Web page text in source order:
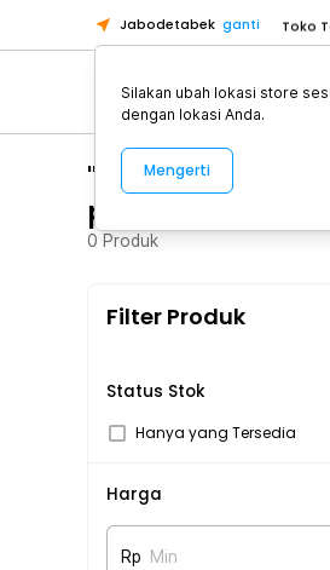
Jabodetabek ganti Toko
Pick n
Pick
Pick
Toko
Pick n
"비대면선불유심
p2p대학생대출 시
0 Produk
Filter Produk
Status Stok
Hanya yang Tersedia
Harga
Rp Min
Silakan ubah lokasi store
dengan lokasi Anda.
Mengerti